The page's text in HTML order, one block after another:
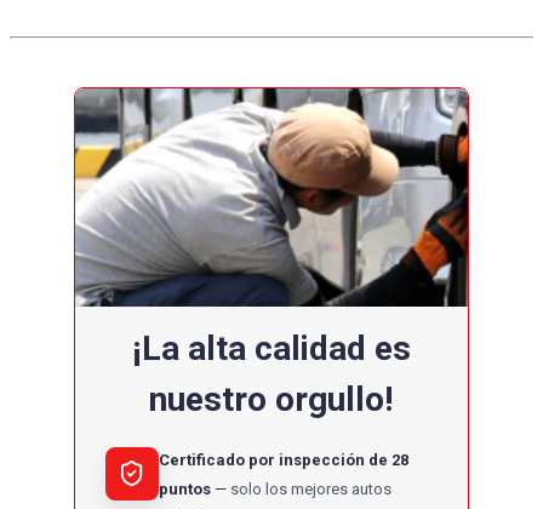
¡La alta calidad es
nuestro orgullo!
Certificado por inspección de 28
puntos
solo los mejores autos